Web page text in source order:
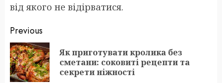
від якого не відірватися.
Post
navigation
Previous
Як приготувати кролика без
сметани: соковиті рецепти та
секрети ніжності